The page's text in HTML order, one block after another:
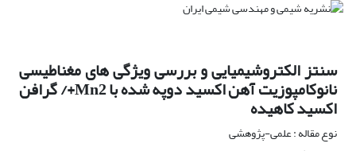
سنتز الکتروشیمیایی و بررسی ویژگی های مغناطیسی
نانوکامپوزیت آهن اکسید دوپه شده با Mn2+/ گرافن
اکسید کاهیده
نوع مقاله : علمی-پژوهشی